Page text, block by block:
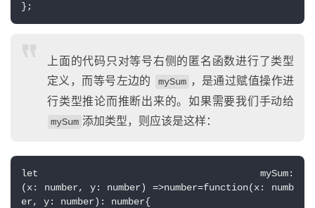
};
上面的代码只对等号右侧的匿名函数进行了类型
定义，而等号左边的
mySum ，是通过赋值操作进
行类型推论而推断出来的。如果需要我们手动给
mySum 添加类型，则应该是这样：
let  mySum:
(x: number, y: number) =>number=function(x: numb
er, y: number): number{